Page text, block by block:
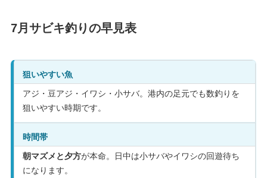
7月サビキ釣りの早見表
狙いやすい魚
アジ・豆アジ・イワシ・小サバ。港内の足元でも数釣りを
狙いやすい時期です。
時間帯
朝マズメと夕方が本命。日中は小サバやイワシの回遊待ち
になります。